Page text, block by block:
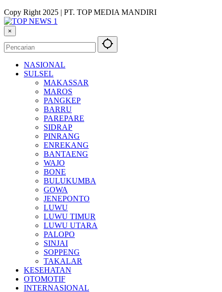
Copy Right 2025 | PT. TOP MEDIA MANDIRI
×
NASIONAL
SULSEL
MAKASSAR
MAROS
PANGKEP
BARRU
PAREPARE
SIDRAP
PINRANG
ENREKANG
BANTAENG
WAJO
BONE
BULUKUMBA
GOWA
JENEPONTO
LUWU
LUWU TIMUR
LUWU UTARA
PALOPO
SINJAI
SOPPENG
TAKALAR
KESEHATAN
OTOMOTIF
INTERNASIONAL